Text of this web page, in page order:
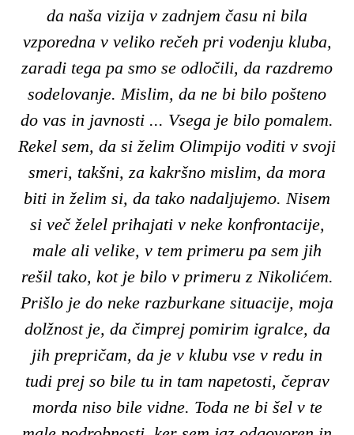
da naša vizija v zadnjem času ni bila
vzporedna v veliko rečeh pri vodenju kluba,
zaradi tega pa smo se odločili, da razdremo
sodelovanje. Mislim, da ne bi bilo pošteno
do vas in javnosti ... Vsega je bilo pomalem.
Rekel sem, da si želim Olimpijo voditi v svoji
smeri, takšni, za kakršno mislim, da mora
biti in želim si, da tako nadaljujemo. Nisem
si več želel prihajati v neke konfrontacije,
male ali velike, v tem primeru pa sem jih
rešil tako, kot je bilo v primeru z Nikolićem.
Prišlo je do neke razburkane situacije, moja
dolžnost je, da čimprej pomirim igralce, da
jih prepričam, da je v klubu vse v redu in
tudi prej so bile tu in tam napetosti, čeprav
morda niso bile vidne. Toda ne bi šel v te